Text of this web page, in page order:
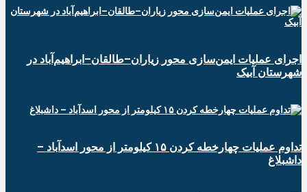
اجرای عملیات ایمن‌سازی محور زیاران–طالقان–ابراهیم‌آباد در
شهرستان آبیک
تداوم عملیات چهارخطه کردن ۱۵ کیلومتر از محور اسدآباد –
داشبلاغ